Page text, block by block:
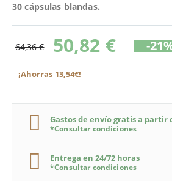
30 cápsulas blandas.
64,36 € 50,82 € -
¡Ahorras 13,54€!
Gastos de envío gratis a partir
*Consultar condiciones
Entrega en 24/72 horas
*Consultar condiciones